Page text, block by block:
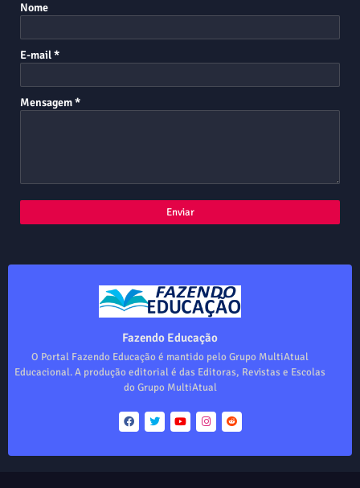
Nome
E-mail*
Mensagem*
Fazendo Educação
O Portal Fazendo Educação é mantido pelo Grupo MultiAtual
Educacional. A produção editorial é das Editoras, Revistas e Escolas
do Grupo MultiAtual